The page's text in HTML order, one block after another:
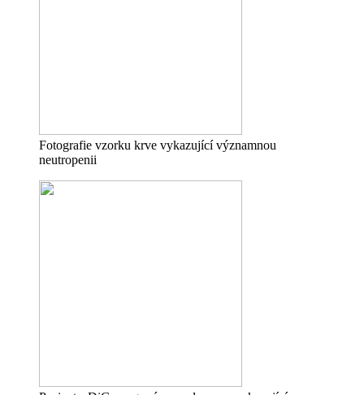
Fotografie vzorku krve vykazující významnou
neutropenii